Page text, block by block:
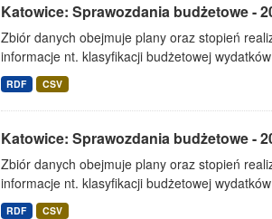
Katowice: Sprawozdania budżetowe -
Zbiór danych obejmuje plany oraz stopień
informacje nt. klasyfikacji budżetowej wydatków
RDF CSV
Katowice: Sprawozdania budżetowe -
Zbiór danych obejmuje plany oraz stopień
informacje nt. klasyfikacji budżetowej wydatków
RDF CSV